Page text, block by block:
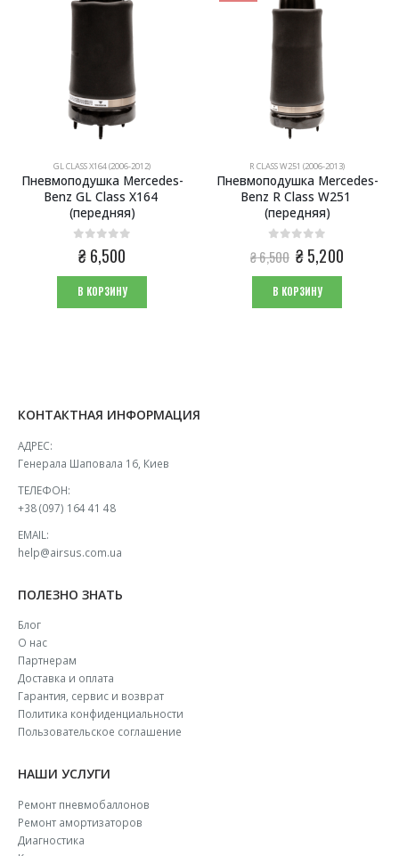
GL CLASS X164 (2006-2012)
Пневмоподушка Mercedes-
Benz GL Class X164
(передняя)
0из 5
₴6,500
В КОРЗИНУ
R CLASS W251 (2006-2013)
Пневмоподушка Mercedes-
Benz R Class W251
(передняя)
из 5
₴6,500 Первоначальная
цена
составляла
₴ 6,500.
₴5,200Текущая
В КОРЗИНУ
КОНТАКТНАЯ ИНФОРМАЦИЯ
АДРЕС:
Генерала Шаповала 16, Киев
ТЕЛЕФОН:
+38 (097) 164 41 48
EMAIL:
help@airsus.com.ua
ПОЛЕЗНО ЗНАТЬ
Блог
О нас
Партнерам
Доставка и оплата
Гарантия, сервис и возврат
Политика конфиденциальности
Пользовательское соглашение
НАШИ УСЛУГИ
Ремонт пневмобаллонов
Ремонт амортизаторов
Диагностика